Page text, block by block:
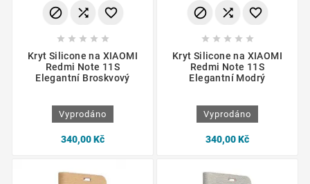
  
    
Kryt Silicone na XIAOMI
Redmi Note 11S
Elegantní Broskvový
Vyprodáno
340,00 Kč
  
    
Kryt Silicone na XIAOMI
Redmi Note 11S
Elegantní Modrý
Vyprodáno
340,00 Kč